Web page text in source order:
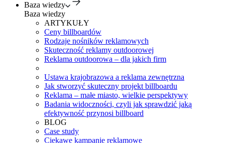
Baza wiedzy
Baza wiedzy
ARTYKUŁY
Ceny billboardów
Rodzaje nośników reklamowych
Skuteczność reklamy outdoorowej
Reklama outdoorowa – dla jakich firm
Ustawa krajobrazowa a reklama zewnętrzna
Jak stworzyć skuteczny projekt billboardu
Reklama – małe miasto, wielkie perspektywy
Badania widoczności, czyli jak sprawdzić jaką
efektywność przynosi billboard
BLOG
Case study
Ciekawe kampanie reklamowe